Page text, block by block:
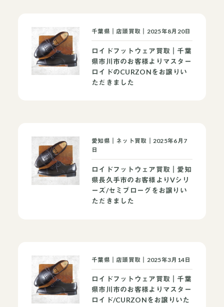
千葉県｜店頭買取｜2025年8月20日
ロイドフットウェア買取｜千葉
県市川市のお客様よりマスター
ロイドのCURZONをお譲りい
ただきました
愛知県｜ネット買取｜2025年6月7
日
ロイドフットウェア買取｜愛知
県長久手市のお客様よりVシリ
ーズ/セミブローグをお譲りい
ただきました
千葉県｜店頭買取｜2025年3月14日
ロイドフットウェア買取｜千葉
県市川市のお客様よりマスター
ロイド/CURZONをお譲りいた